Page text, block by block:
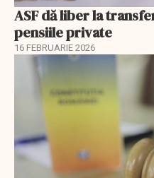
ASF dă liber la
pensiile private
16 FEBRUARIE 2026